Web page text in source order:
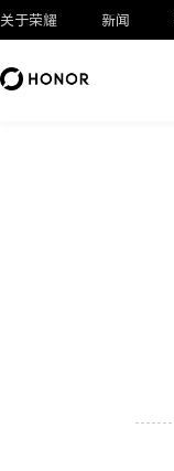
关于荣耀 新闻